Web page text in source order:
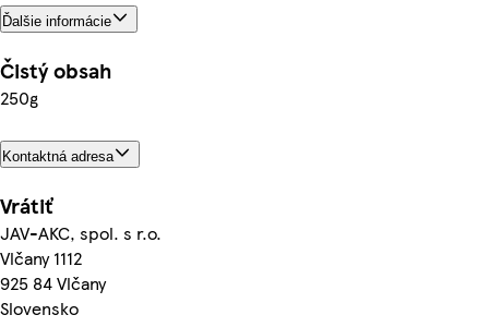
Ďalšie informácie
Čistý obsah
250g
Kontaktná adresa
Vrátiť
JAV-AKC, spol. s r.o.
Vlčany 1112
925 84 Vlčany
Slovensko